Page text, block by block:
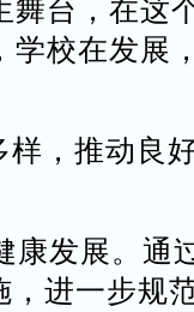
舞台，在这
学校在发展
，推动良
发展。通
，进一步规